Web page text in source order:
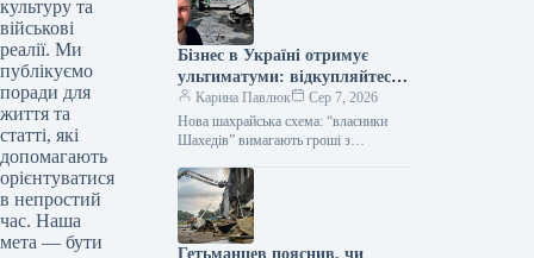
культуру та
військові
реалії. Ми
публікуємо
поради для
життя та
статті, які
допомагають
орієнтуватися
в непростий
час. Наша
мета — бути
морі…
Бізнес в Україні отримує
ультиматуми: відкупляйтеся
від атак або втратите все
Карина Павлюк
Сер 7, 2026
Нова шахрайська схема: “власники
Шахедів” вимагають гроші з
підприємці стали об’єктами нової
схеми вимагання. Анонімні звернення,
що…
Гетьманцев пояснив, чи